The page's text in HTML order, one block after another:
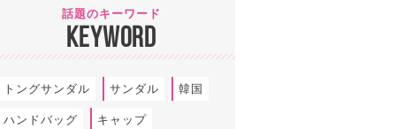
話題のキーワード
KEYWORD
トングサンダル サンダル 韓国
ハンドバッグ キャップ